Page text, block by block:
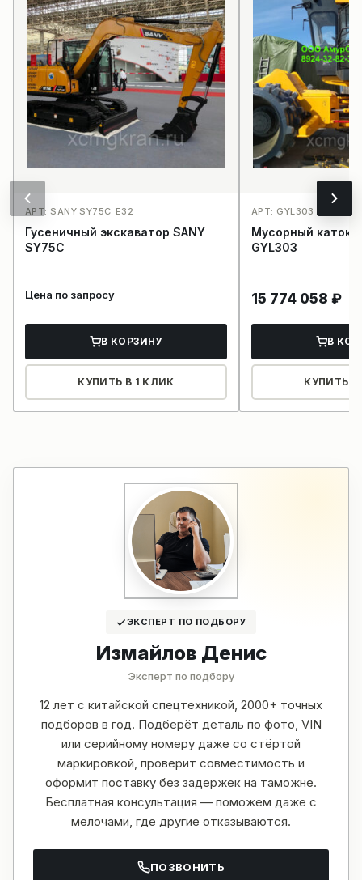
АРТ: SANY SY75C_E32
Гусеничный экскаватор SANY
SY75C
Цена по запросу
В КОРЗИНУ
КУПИТЬ В 1 КЛИК
АРТ: GYL303_D1
Мусорный каток
GYL303
15 774 058 ₽
В
КУПИТЬ В
ЭКСПЕРТ ПО ПОДБОРУ
Измайлов Денис
Эксперт по подбору
12 лет с китайской спецтехникой, 2000+ точных
подборов в год. Подберёт деталь по фото, VIN
или серийному номеру даже со стёртой
маркировкой, проверит совместимость и
оформит поставку без задержек на таможне.
Бесплатная консультация — поможем даже с
мелочами, где другие отказываются.
ПОЗВОНИТЬ